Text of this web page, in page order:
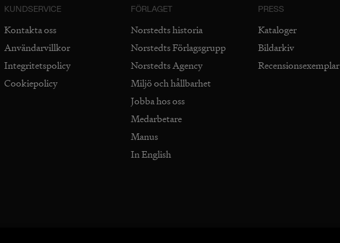
KUNDSERVICE
Kontakta oss
Användarvillkor
Integritetspolicy
Cookiepolicy
FÖRLAGET
Norstedts historia
Norstedts Förlagsgrupp
Norstedts Agency
Miljö och hållbarhet
Jobba hos oss
Medarbetare
Manus
In English
PRESS
Kataloger
Bildarkiv
Recensionsexemplar